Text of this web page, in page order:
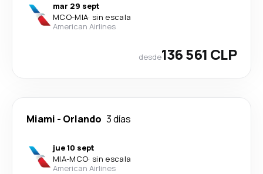
mar 29 sept
MCO-MIA· sin escala
American Airlines
desde136 561 CLP
Miami - Orlando 3 días
jue 10 sept
MIA-MCO· sin escala
American Airlines